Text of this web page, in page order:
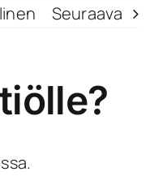
Seuraava